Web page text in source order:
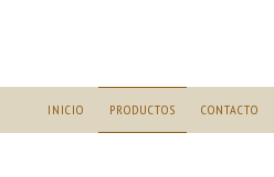
INICIO PRODUCTOS CONTACTO